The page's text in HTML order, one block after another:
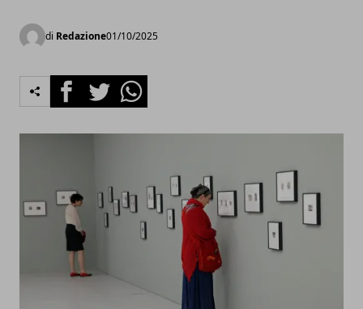
di Redazione01/10/2025
FacebookTwitterWhatsapp